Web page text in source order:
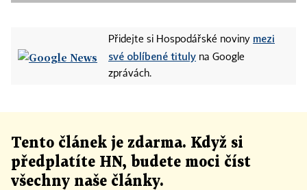
Přidejte si Hospodářské noviny mezi
své oblíbené tituly na Google
zprávách.
Tento článek je zdarma. Když si
předplatíte HN, budete moci číst
všechny naše články.